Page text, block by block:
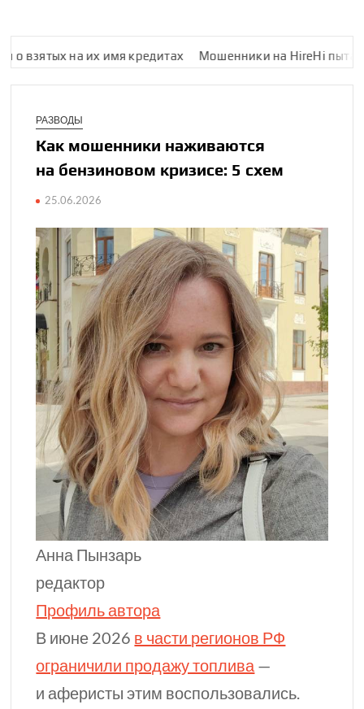
имя кредитах Мошенники на HireHi пытались обмануть
РАЗВОДЫ
Как мошенники наживаются
на бензиновом кризисе: 5 схем
25.06.2026
Анна Пынзарь
редактор
Профиль автора
В июне 2026 в части регионов РФ
ограничили продажу топлива —
и аферисты этим воспользовались.